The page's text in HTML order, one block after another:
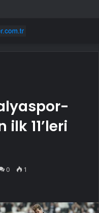
ilk 11’leri
0 1